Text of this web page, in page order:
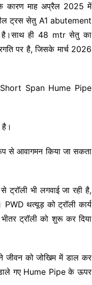
के कारण माह अप्रैल 2025 में
ट्रस सेतु A1 abutement
ही 48 mtr सेतु का
पर है, जिसके मार्च 2026
Short Span Hume Pipe
से आवागमन किया जा सकता
भी लगवाई जा रही है,
PWD थत्यूड़ को ट्रॉली कार्य
ट्रॉली को शुरू कर दिया
जीवन को जोखिम में डाल कर
डाले गए Hume Pipe के ऊपर